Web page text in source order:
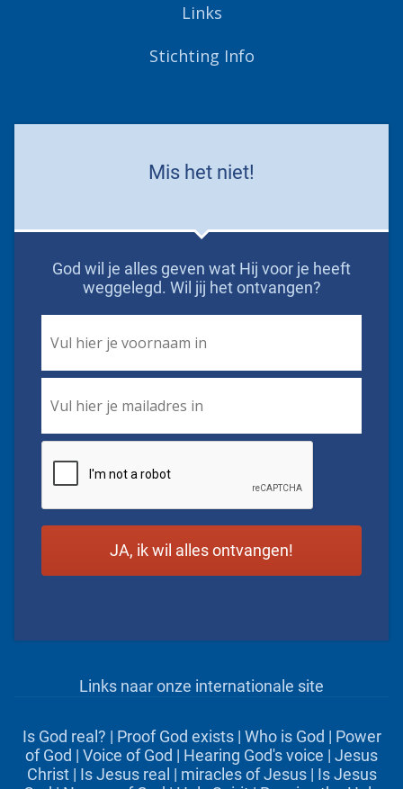
Links
Stichting Info
Mis het niet!
God wil je alles geven wat Hij voor je heeft
weggelegd. Wil jij het ontvangen?
Name *
Links naar onze internationale site
Is God real? | Proof God exists| Who is God | Power
of God | Voice of God | Hearing God's voice | Jesus
Christ| Is Jesus real | miracles of Jesus| Is Jesus